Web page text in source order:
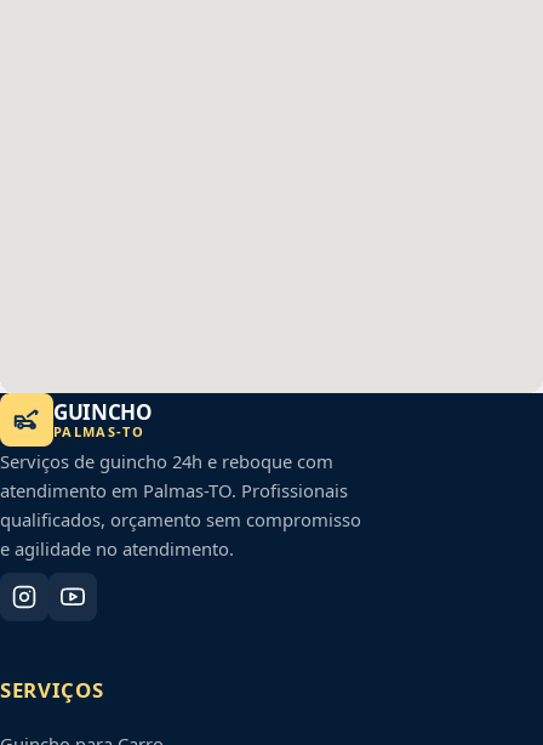
GUINCHO
PALMAS-TO
Serviços de guincho 24h e reboque com
atendimento em Palmas-TO. Profissionais
qualificados, orçamento sem compromisso
e agilidade no atendimento.
SERVIÇOS